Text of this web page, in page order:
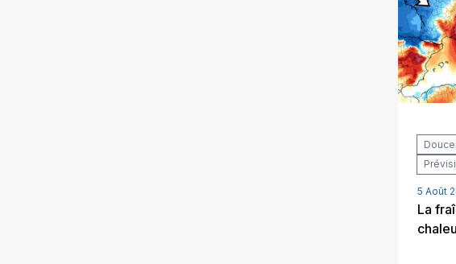
5 Août
La